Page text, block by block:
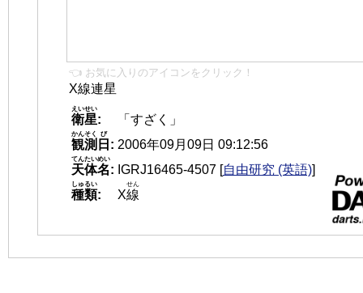
👈 お気に入りのアイコンをクリック！
X線連星
衛星
えいせい
:
「すざく」
観測
かんそく
日
び
: 2006年09月09日 09:12:56
天体名
てんたいめい
: IGRJ16465-4507 [自由研究 (英語)]
種類
しゅるい
: X線
せん